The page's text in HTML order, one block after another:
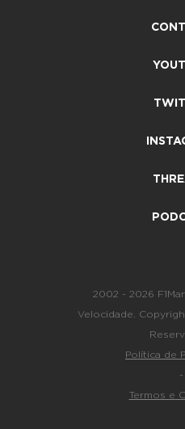
2002 - 2026
Velocidade.
Política de
-
Termos e